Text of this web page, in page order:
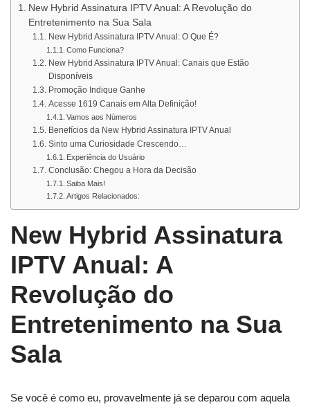
New Hybrid Assinatura IPTV Anual: A Revolução do
Entretenimento na Sua Sala
New Hybrid Assinatura IPTV Anual: O Que É?
Como Funciona?
New Hybrid Assinatura IPTV Anual: Canais que Estão
Disponíveis
Promoção Indique Ganhe
Acesse 1619 Canais em Alta Definição!
Vamos aos Números
Benefícios da New Hybrid Assinatura IPTV Anual
Sinto uma Curiosidade Crescendo…
Experiência do Usuário
Conclusão: Chegou a Hora da Decisão
Saiba Mais!
Artigos Relacionados:
New Hybrid Assinatura
IPTV Anual: A
Revolução do
Entretenimento na Sua
Sala
Se você é como eu, provavelmente já se deparou com aquela